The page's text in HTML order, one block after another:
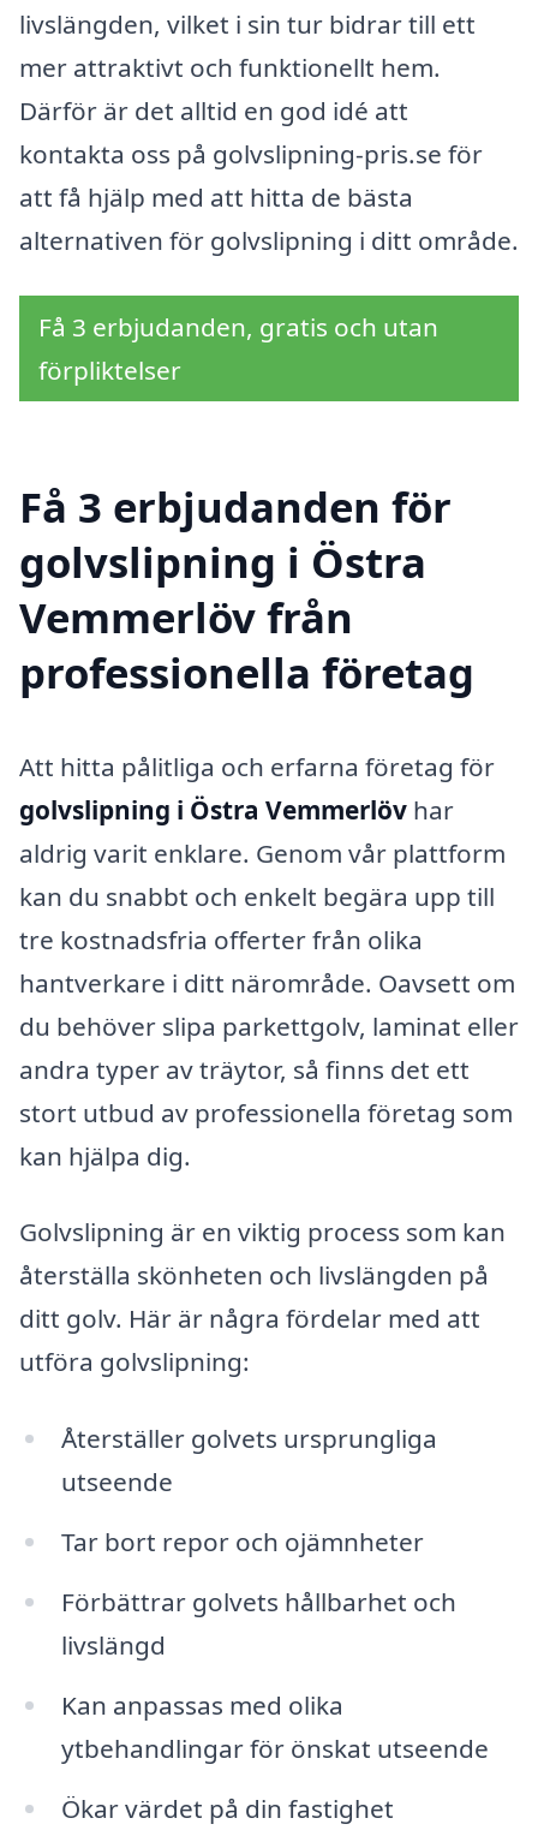
livslängden, vilket i sin tur bidrar till ett
mer attraktivt och funktionellt hem.
Därför är det alltid en god idé att
kontakta oss på golvslipning-pris.se för
att få hjälp med att hitta de bästa
alternativen för golvslipning i ditt område.
Få 3 erbjudanden, gratis och utan
förpliktelser
Få 3 erbjudanden för
golvslipning i Östra
Vemmerlöv från
professionella företag
Att hitta pålitliga och erfarna företag för
golvslipning i Östra Vemmerlöv har
aldrig varit enklare. Genom vår plattform
kan du snabbt och enkelt begära upp till
tre kostnadsfria offerter från olika
hantverkare i ditt närområde. Oavsett om
du behöver slipa parkettgolv, laminat eller
andra typer av träytor, så finns det ett
stort utbud av professionella företag som
kan hjälpa dig.
Golvslipning är en viktig process som kan
återställa skönheten och livslängden på
ditt golv. Här är några fördelar med att
utföra golvslipning:
Återställer golvets ursprungliga
utseende
Tar bort repor och ojämnheter
Förbättrar golvets hållbarhet och
livslängd
Kan anpassas med olika
ytbehandlingar för önskat utseende
Ökar värdet på din fastighet